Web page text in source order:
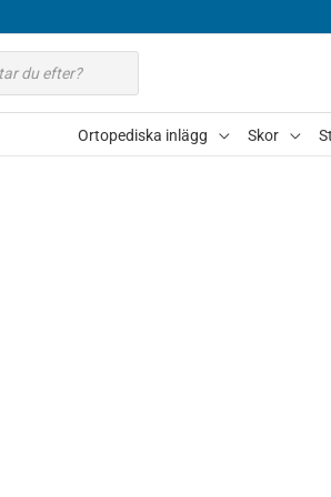
Ortopediska inlägg Skor